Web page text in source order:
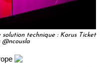
technique : Korus Ticket